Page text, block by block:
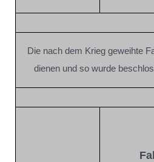
Die nach dem Krieg geweihte
dienen und so wurde